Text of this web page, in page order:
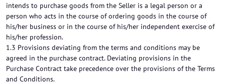
intends to purchase goods from the Seller is a legal person or a
person who acts in the course of ordering goods in the course of
his/her business or in the course of his/her independent exercise of
his/her profession.
1.3 Provisions deviating from the terms and conditions may be
agreed in the purchase contract. Deviating provisions in the
Purchase Contract take precedence over the provisions of the Terms
and Conditions.